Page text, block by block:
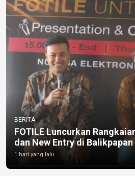
BERITA
FOTILE Luncurkan
dan New Entry di Balikpapan
1 hari yang lalu